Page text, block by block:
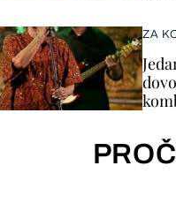
ZA